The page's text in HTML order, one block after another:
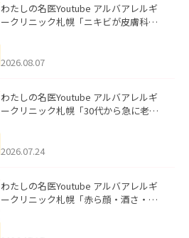
わたしの名医Youtube アルバアレルギ
ークリニック札幌「ニキビが皮膚科で
ました。
2026.08.07
わたしの名医Youtube アルバアレルギ
ークリニック札幌「30代から急に老け
た。
2026.07.24
わたしの名医Youtube アルバアレルギ
ークリニック札幌「赤ら顔・酒さ・ニ